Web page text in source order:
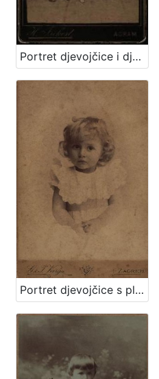
Portret djevojčice i dječaka / Herrman Fickert
Portret djevojčice s plavim uvojcima / G.&I. Varga